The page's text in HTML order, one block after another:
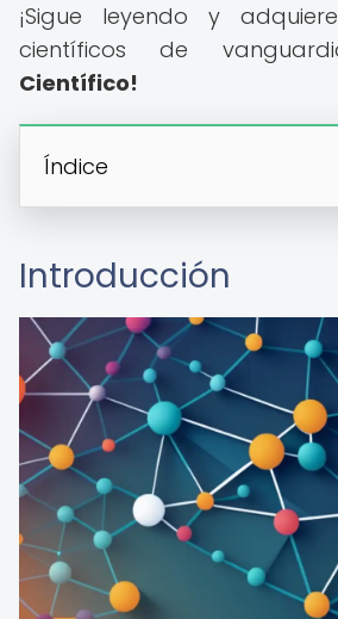
¡Sigue leyendo y
científicos de
Científico!
Índice
Introducción